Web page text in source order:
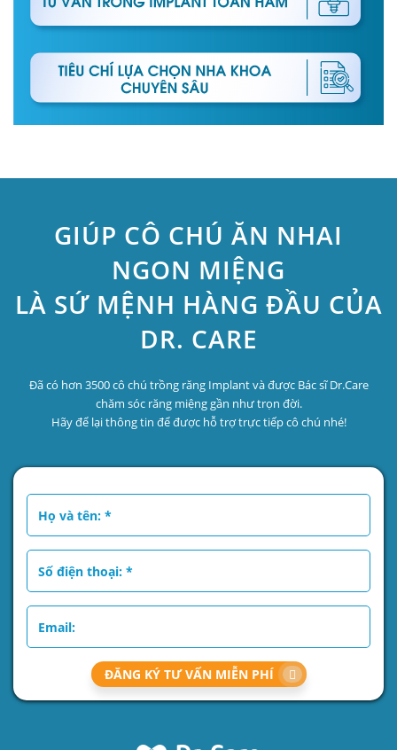
GIÚP CÔ CHÚ ĂN NHAI
NGON MIỆNG
LÀ SỨ MỆNH HÀNG ĐẦU CỦA
DR. CARE
Đã có hơn 3500 cô chú trồng răng Implant và được Bác sĩ Dr.Care
chăm sóc răng miệng gần như trọn đời.
Hãy để lại thông tin để được hỗ trợ trực tiếp cô chú nhé!
ĐĂNG KÝ TƯ VẤN MIỄN PHÍ